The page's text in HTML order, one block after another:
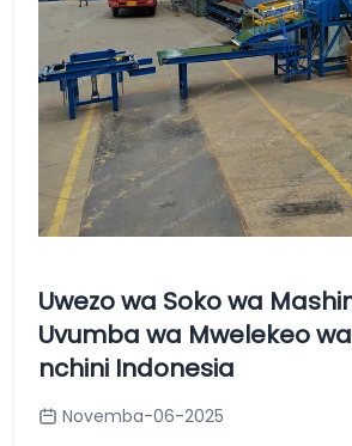
Uwezo wa Soko wa
Uvumba wa Mwelekeo
nchini Indonesia
Novemba-06-2025